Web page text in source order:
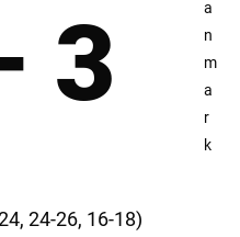
3
24-26, 16-18)